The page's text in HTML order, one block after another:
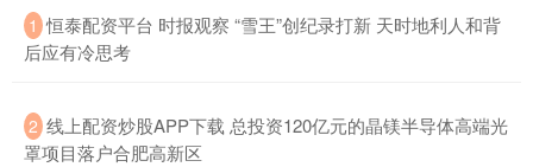
1 ​恒泰配资平台 时报观察 “雪王”创纪录打新 天时地利人和背
后应有冷思考
2 ​线上配资炒股APP下载 总投资120亿元的晶镁半导体高端光
罩项目落户合肥高新区